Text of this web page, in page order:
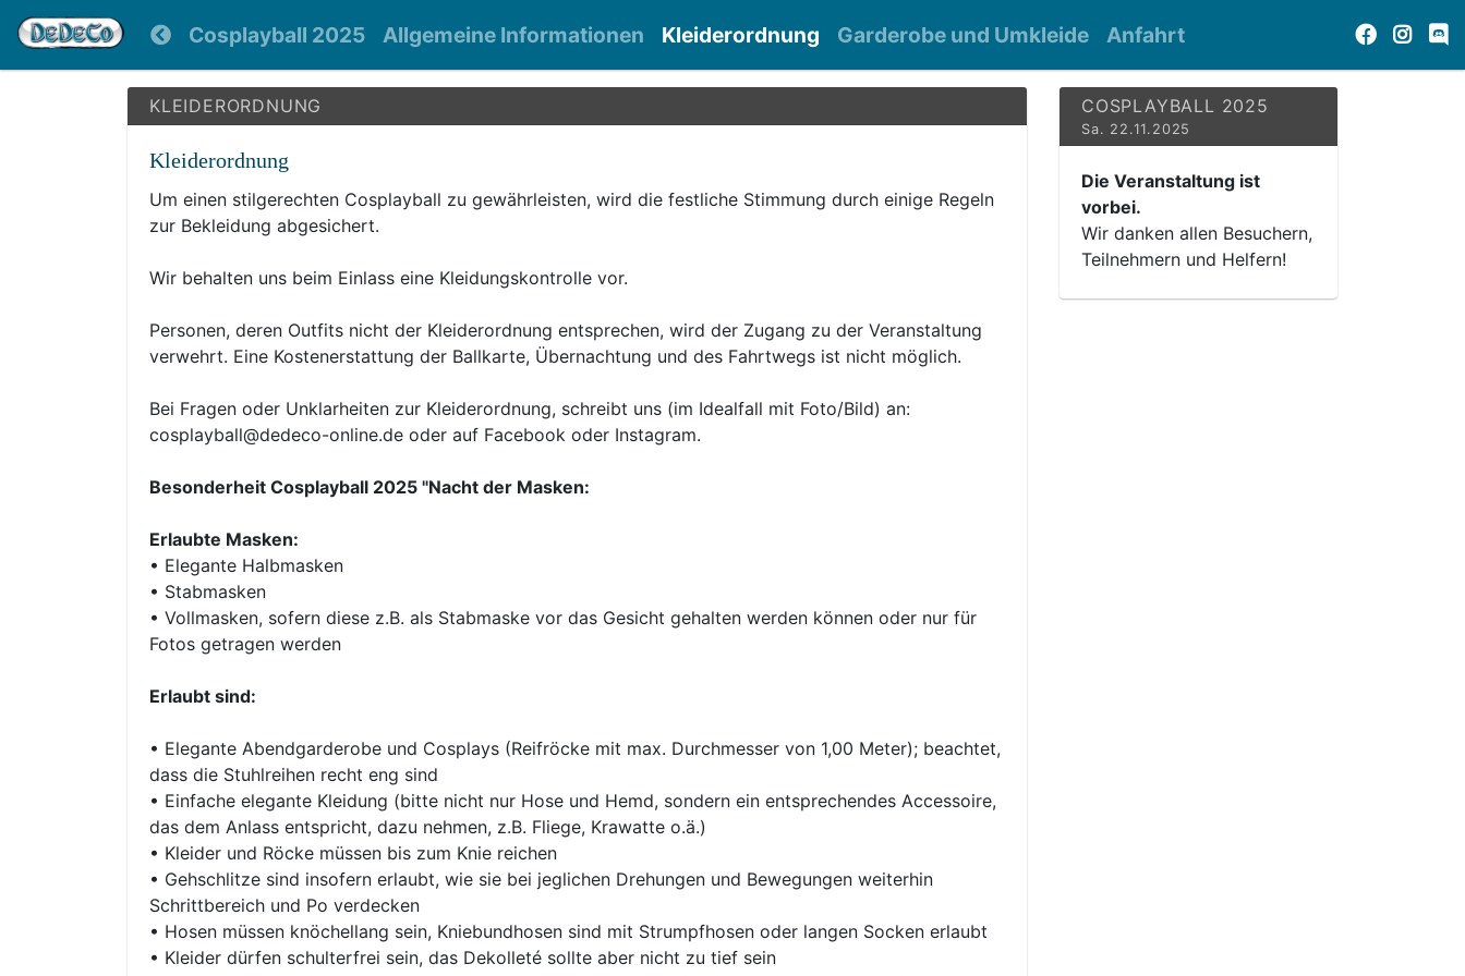
Cosplayball 2025 Allgemeine Informationen Kleiderordnung Garderobe und Umkleide Anfahrt
KLEIDERORDNUNG
Kleiderordnung
Um einen stilgerechten Cosplayball zu gewährleisten, wird die festliche Stimmung durch einige Regeln
zur Bekleidung abgesichert.
Wir behalten uns beim Einlass eine Kleidungskontrolle vor.
Personen, deren Outfits nicht der Kleiderordnung entsprechen, wird der Zugang zu der Veranstaltung
verwehrt. Eine Kostenerstattung der Ballkarte, Übernachtung und des Fahrtwegs ist nicht möglich.
Bei Fragen oder Unklarheiten zur Kleiderordnung, schreibt uns (im Idealfall mit Foto/Bild) an:
cosplayball@dedeco-online.de oder auf Facebook oder Instagram.
Besonderheit Cosplayball 2025 "Nacht der Masken:
Erlaubte Masken:
• Elegante Halbmasken
• Stabmasken
• Vollmasken, sofern diese z.B. als Stabmaske vor das Gesicht gehalten werden können oder nur für
Fotos getragen werden
Erlaubt sind:
• Elegante Abendgarderobe und Cosplays (Reifröcke mit max. Durchmesser von 1,00 Meter); beachtet,
dass die Stuhlreihen recht eng sind
• Einfache elegante Kleidung (bitte nicht nur Hose und Hemd, sondern ein entsprechendes Accessoire,
das dem Anlass entspricht, dazu nehmen, z.B. Fliege, Krawatte o.ä.)
• Kleider und Röcke müssen bis zum Knie reichen
• Gehschlitze sind insofern erlaubt, wie sie bei jeglichen Drehungen und Bewegungen weiterhin
Schrittbereich und Po verdecken
• Hosen müssen knöchellang sein, Kniebundhosen sind mit Strumpfhosen oder langen Socken erlaubt
• Kleider dürfen schulterfrei sein, das Dekolleté sollte aber nicht zu tief sein
COSPLAYBALL 2025
Sa. 22.11.2025
Die Veranstaltung ist
vorbei.
Wir danken allen Besuchern,
Teilnehmern und Helfern!